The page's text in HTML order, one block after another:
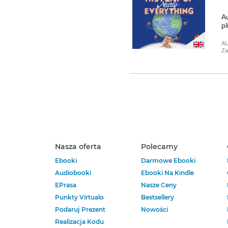
Nasza oferta
Ebooki
Audiobooki
EPrasa
Punkty Virtualo
Podaruj Prezent
Realizacja Kodu
Polecamy
Darmowe Ebooki
Ebooki Na Kindle
Nasze Ceny
Bestsellery
Nowości